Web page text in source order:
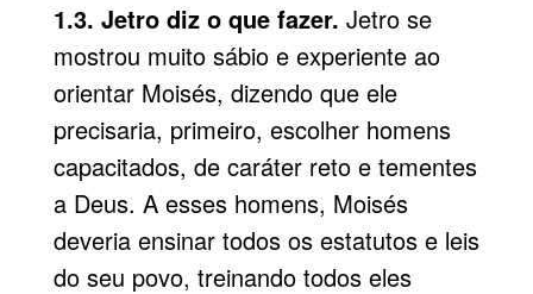
1.3. Jetro diz o que fazer. Jetro se
mostrou muito sábio e experiente ao
orientar Moisés, dizendo que ele
precisaria, primeiro, escolher homens
capacitados, de caráter reto e tementes
a Deus. A esses homens, Moisés
deveria ensinar todos os estatutos e leis
do seu povo, treinando todos eles